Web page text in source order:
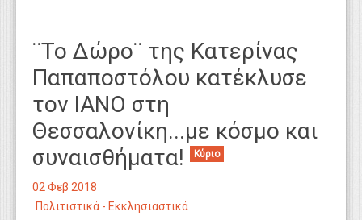
¨Το Δώρο¨ της Κατερίνας
Παπαποστόλου κατέκλυσε
τον ΙΑΝΟ στη
Θεσσαλονίκη...με κόσμο και
συναισθήματα!
Κύριο
02 Φεβ 2018
Πολιτιστικά - Εκκλησιαστικά
Τεχνολογία
Εκπαίδευση
Υγεία
Βιβλιοθήκη Απόψεων
Κυτίο Παραπόνων Πολιτών